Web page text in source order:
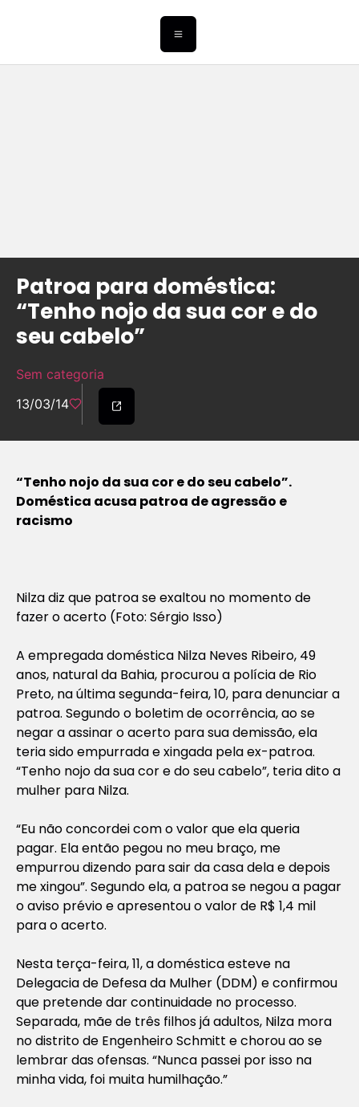
Patroa para doméstica:
“Tenho nojo da sua cor e do
seu cabelo”
Sem categoria
13/03/14
“Tenho nojo da sua cor e do seu cabelo”.
Doméstica acusa patroa de agressão e
racismo
Nilza diz que patroa se exaltou no momento de
fazer o acerto (Foto: Sérgio Isso)
A empregada doméstica Nilza Neves Ribeiro, 49
anos, natural da Bahia, procurou a polícia de Rio
Preto, na última segunda-feira, 10, para denunciar a
patroa. Segundo o boletim de ocorrência, ao se
negar a assinar o acerto para sua demissão, ela
teria sido empurrada e xingada pela ex-patroa.
“Tenho nojo da sua cor e do seu cabelo”, teria dito a
mulher para Nilza.
“Eu não concordei com o valor que ela queria
pagar. Ela então pegou no meu braço, me
empurrou dizendo para sair da casa dela e depois
me xingou”. Segundo ela, a patroa se negou a pagar
o aviso prévio e apresentou o valor de R$ 1,4 mil
para o acerto.
Nesta terça-feira, 11, a doméstica esteve na
Delegacia de Defesa da Mulher (DDM) e confirmou
que pretende dar continuidade no processo.
Separada, mãe de três filhos já adultos, Nilza mora
no distrito de Engenheiro Schmitt e chorou ao se
lembrar das ofensas. “Nunca passei por isso na
minha vida, foi muita humilhação.”